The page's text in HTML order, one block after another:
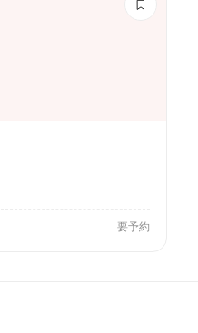
要予約